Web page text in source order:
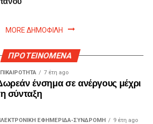
MORE ΔΗΜΟΦΙΛΗ
ΠΡΟΤΕΙΝΟΜΕΝΑ
7 έτη ago
ένσημα σε ανέργους μέχρι
σύνταξη
ΕΦΗΜΕΡΙΔΑ-ΣΥΝΔΡΟΜΗ 9 έτη ago